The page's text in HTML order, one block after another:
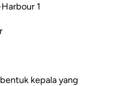
1
kepala yang